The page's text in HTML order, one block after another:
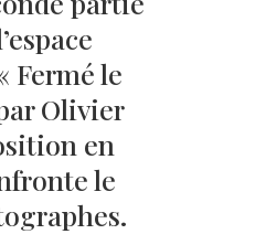
Fermé le
Olivier
en
le